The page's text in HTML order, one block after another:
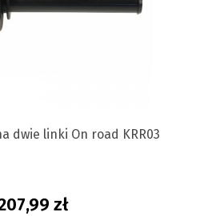
dwie linki On road KRR03
zł